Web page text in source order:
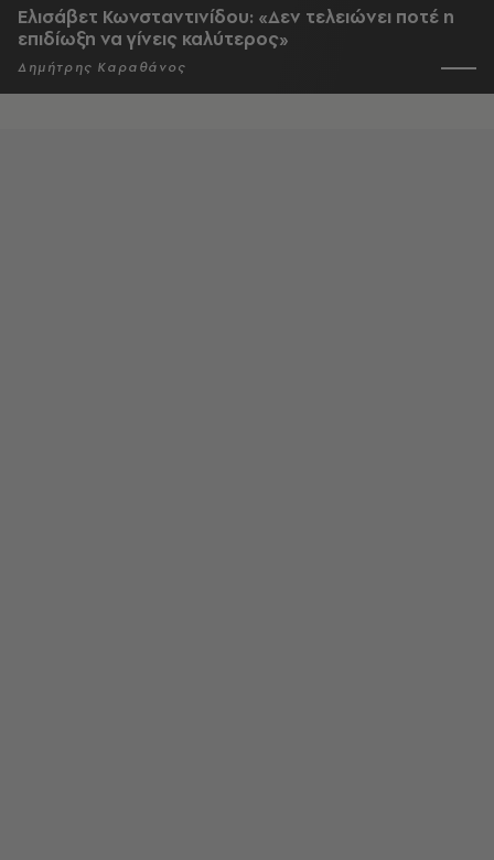
Ελισάβετ Κωνσταντινίδου: «Δεν τελειώνει ποτέ η
επιδίωξη να γίνεις καλύτερος»
Δημήτρης Καραθάνος